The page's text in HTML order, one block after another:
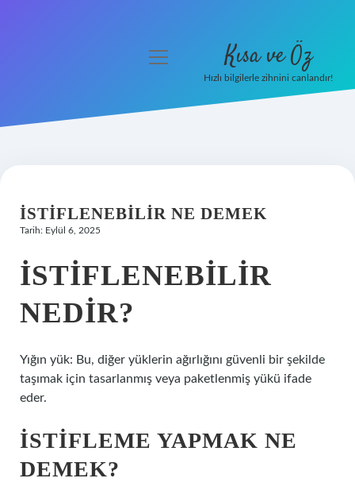
Hakkımızda
menüyü
Kısa ve Öz
Hızlı bilgilerle zihnini canlandır!
İSTIFLENEBILIR NE DEMEK
Tarih: Eylül 6, 2025
İSTIFLENEBILIR
NEDIR?
Yığın yük: Bu, diğer yüklerin ağırlığını güvenli bir şekilde
taşımak için tasarlanmış veya paketlenmiş yükü ifade
eder.
İSTIFLEME YAPMAK NE
DEMEK?